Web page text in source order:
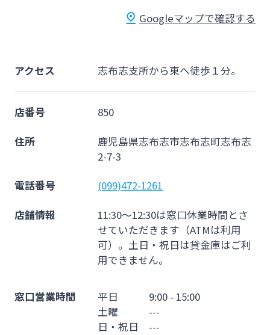
宮崎銀行について
ニュースリリース一覧
お問い合わせ先一覧
Googleマップで確認する
アクセス 志布志支所から東へ徒歩１分。
店番号 850
住所
鹿児島県志布志市志布志町志布志
2-7-3
電話番号 (099)472-1261
店舗情報
11:30～12:30は窓口休業時間とさ
せていただきます（ATMは利用
可）。土日・祝日は貸金庫はご利
用できません。
窓口営業時間
平日 9:00 - 15:00
土曜 ---
日・祝日 ---